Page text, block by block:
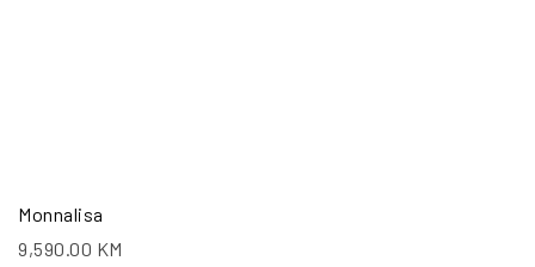
Monnalisa
9,590.00 KM